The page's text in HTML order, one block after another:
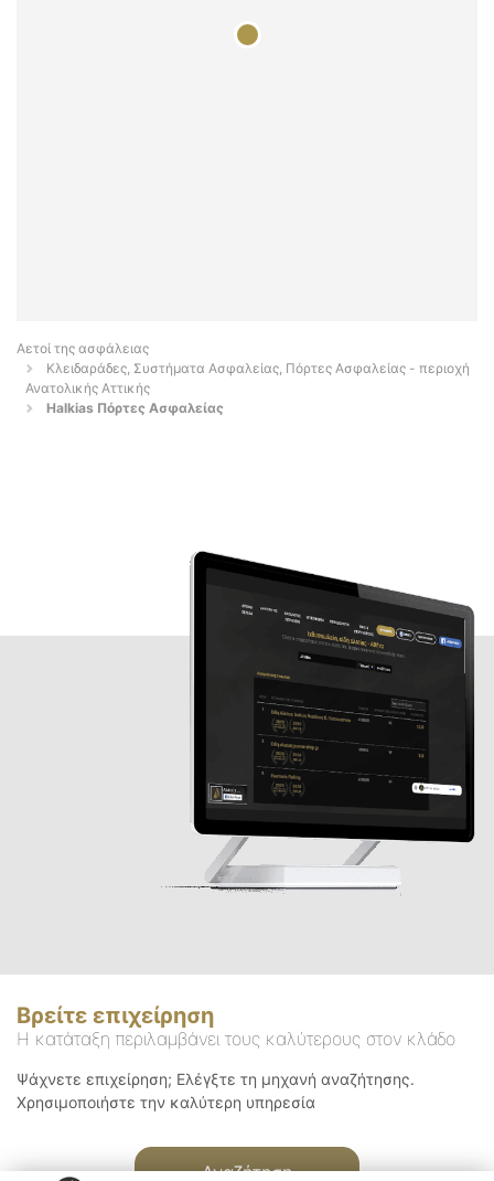
Αετοί της ασφάλειας
Κλειδαράδες, Συστήματα Ασφαλείας, Πόρτες Ασφαλείας - περιοχή
Ανατολικής Αττικής
Halkias Πόρτες Ασφαλείας
Βρείτε επιχείρηση
Η κατάταξη περιλαμβάνει τους καλύτερους στον κλάδο
Ψάχνετε επιχείρηση; Ελέγξτε τη μηχανή αναζήτησης.
Χρησιμοποιήστε την καλύτερη υπηρεσία
Αναζήτηση